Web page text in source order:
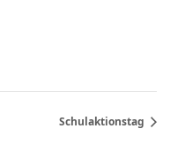
Schulaktionstag